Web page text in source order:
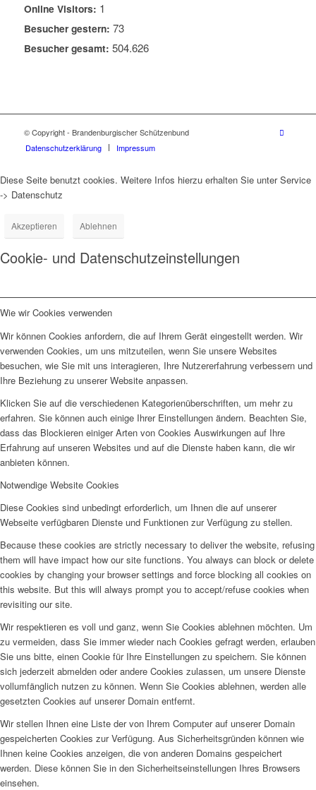
Online Visitors: 1
Besucher gestern: 73
Besucher gesamt: 504.626
© Copyright - Brandenburgischer Schützenbund
Datenschutzerklärung
Impressum
Diese Seite benutzt cookies. Weitere Infos hierzu erhalten Sie unter Service
-> Datenschutz
Akzeptieren Ablehnen
Cookie- und Datenschutzeinstellungen
Wie wir Cookies verwenden
Wir können Cookies anfordern, die auf Ihrem Gerät eingestellt werden. Wir
verwenden Cookies, um uns mitzuteilen, wenn Sie unsere Websites
besuchen, wie Sie mit uns interagieren, Ihre Nutzererfahrung verbessern und
Ihre Beziehung zu unserer Website anpassen.
Klicken Sie auf die verschiedenen Kategorienüberschriften, um mehr zu
erfahren. Sie können auch einige Ihrer Einstellungen ändern. Beachten Sie,
dass das Blockieren einiger Arten von Cookies Auswirkungen auf Ihre
Erfahrung auf unseren Websites und auf die Dienste haben kann, die wir
anbieten können.
Notwendige Website Cookies
Diese Cookies sind unbedingt erforderlich, um Ihnen die auf unserer
Webseite verfügbaren Dienste und Funktionen zur Verfügung zu stellen.
Because these cookies are strictly necessary to deliver the website, refusing
them will have impact how our site functions. You always can block or delete
cookies by changing your browser settings and force blocking all cookies on
this website. But this will always prompt you to accept/refuse cookies when
revisiting our site.
Wir respektieren es voll und ganz, wenn Sie Cookies ablehnen möchten. Um
zu vermeiden, dass Sie immer wieder nach Cookies gefragt werden, erlauben
Sie uns bitte, einen Cookie für Ihre Einstellungen zu speichern. Sie können
sich jederzeit abmelden oder andere Cookies zulassen, um unsere Dienste
vollumfänglich nutzen zu können. Wenn Sie Cookies ablehnen, werden alle
gesetzten Cookies auf unserer Domain entfernt.
Wir stellen Ihnen eine Liste der von Ihrem Computer auf unserer Domain
gespeicherten Cookies zur Verfügung. Aus Sicherheitsgründen können wie
Ihnen keine Cookies anzeigen, die von anderen Domains gespeichert
werden. Diese können Sie in den Sicherheitseinstellungen Ihres Browsers
einsehen.